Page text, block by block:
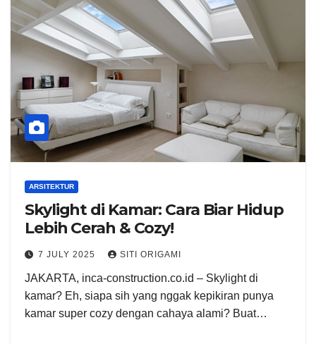
ARSITEKTUR
Skylight di Kamar: Cara Biar Hidup
Lebih Cerah & Cozy!
7 JULY 2025 SITI ORIGAMI
JAKARTA, inca-construction.co.id – Skylight di
kamar? Eh, siapa sih yang nggak kepikiran punya
kamar super cozy dengan cahaya alami? Buat…